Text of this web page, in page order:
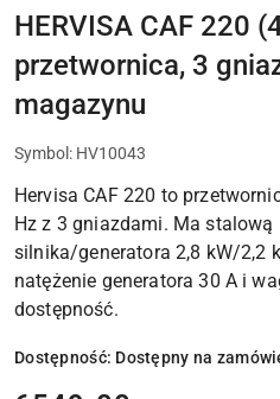
HERVISA CAF 220
przetwornica, 3
magazynu
Symbol: HV10043
Hervisa CAF 220 to
Hz z 3 gniazdami. Ma stalową
silnika/generatora 2,8 kW/2,2
natężenie generatora 30 A i
dostępność.
Dostępność: Dostępny na